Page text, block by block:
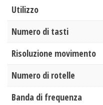
Utilizzo
Numero di tasti
Risoluzione movimento
Numero di rotelle
Banda di frequenza